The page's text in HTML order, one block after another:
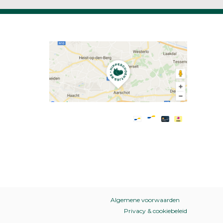
Algemene voorwaarden
Privacy & cookiebeleid